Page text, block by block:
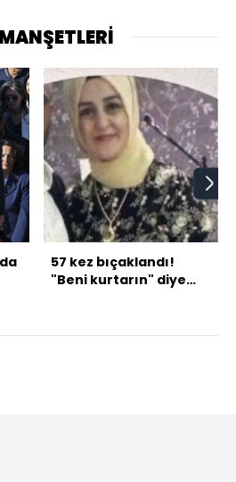
57 kez bıçaklandı!
"Beni kurtarın" diye